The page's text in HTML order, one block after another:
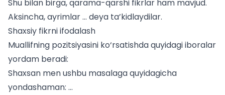
Shu bilan birga, qarama-qarshi fikrlar ham mavjud.
Aksincha, ayrimlar … deya ta’kidlaydilar.
Shaxsiy fikrni ifodalash
Muallifning pozitsiyasini ko‘rsatishda quyidagi iboralar
yordam beradi:
Shaxsan men ushbu masalaga quyidagicha
yondashaman: …